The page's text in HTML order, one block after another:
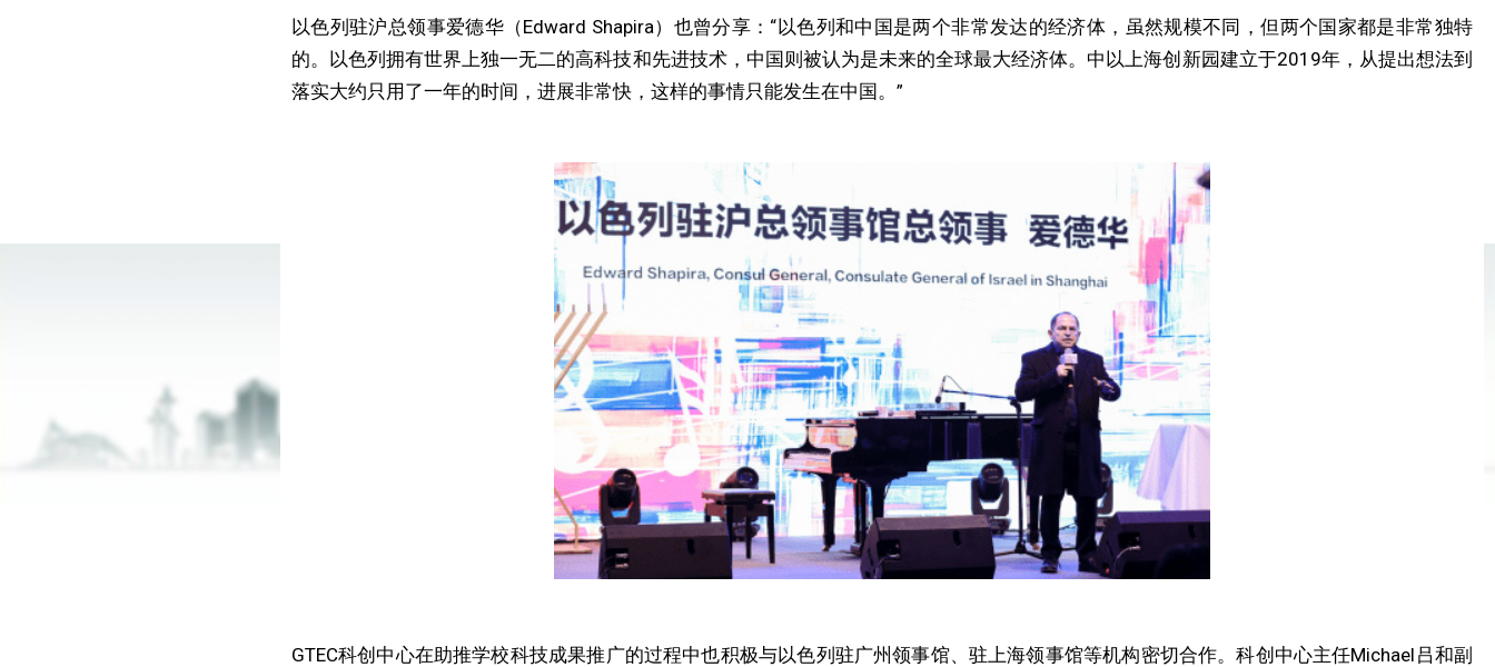
以色列驻沪总领事爱德华（Edward Shapira）也曾分享：“以色列和中国是两个非常发达的经济体，虽然规模不同，但两个国家都是非常独特
的。以色列拥有世界上独一无二的高科技和先进技术，中国则被认为是未来的全球最大经济体。中以上海创新园建立于2019年，从提出想法到
落实大约只用了一年的时间，进展非常快，这样的事情只能发生在中国。”
GTEC科创中心在助推学校科技成果推广的过程中也积极与以色列驻广州领事馆、驻上海领事馆等机构密切合作。科创中心主任Michael吕和副